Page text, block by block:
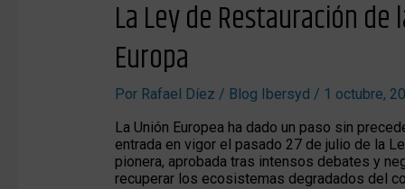
La Ley de Restauración
Europa
Por Rafael Díez / Blog Ibersyd / 1 octubre,
La Unión Europea ha dado un paso sin
entrada en vigor el pasado 27 de julio de la
pionera, aprobada tras intensos debates y
recuperar los ecosistemas degradados del